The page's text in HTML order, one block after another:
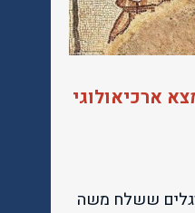
ארכיאולוגי
ששלח משה